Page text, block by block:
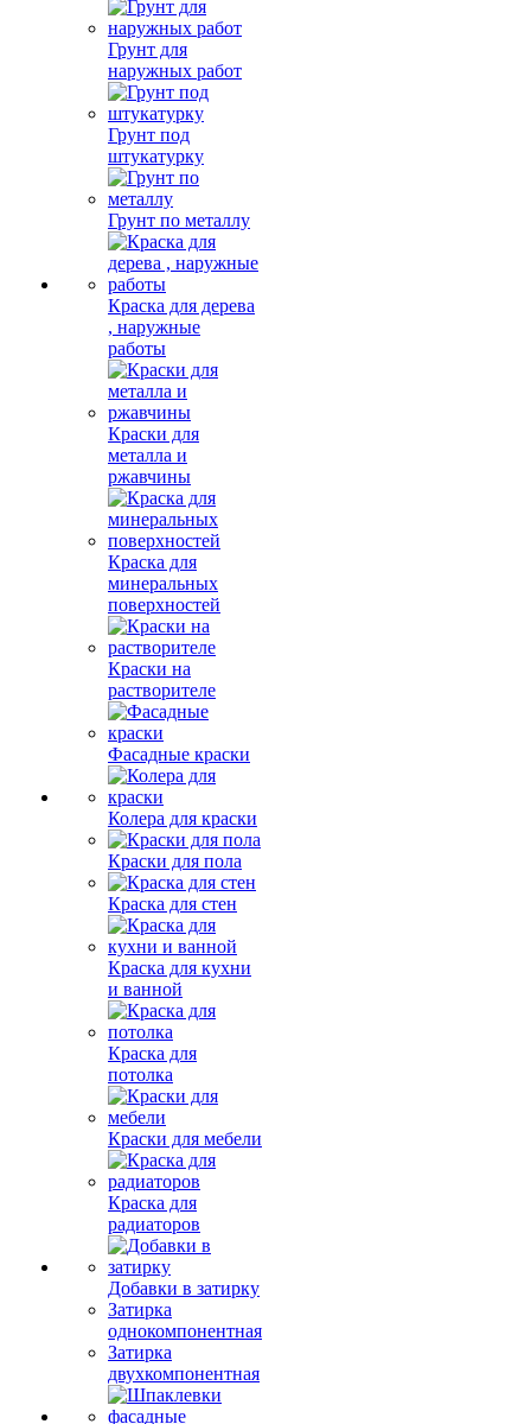
Грунт для
наружных работ
Грунт под
штукатурку
Грунт по металлу
Краска для дерева
, наружные
работы
Краски для
металла и
ржавчины
Краска для
минеральных
поверхностей
Краски на
растворителе
Фасадные краски
Колера для краски
Краски для пола
Краска для стен
Краска для кухни
и ванной
Краска для
потолка
Краски для мебели
Краска для
радиаторов
Добавки в затирку
Затирка
однокомпонентная
Затирка
двухкомпонентная